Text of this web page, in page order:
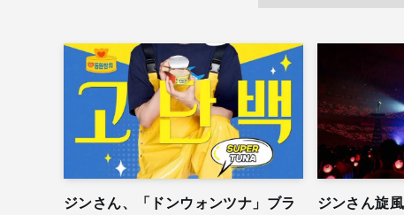
ジンさん、「ドンウォンツナ」ブラ
ジンさん旋